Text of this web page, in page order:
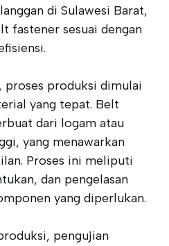
di Sulawesi Barat,
fastener sesuai dengan
proses produksi dimulai
yang tepat. Belt
dari logam atau
yang menawarkan
Proses ini meliputi
dan pengelasan
yang diperlukan.
pengujian